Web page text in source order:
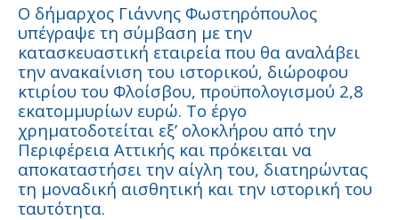
Ο δήμαρχος Γιάννης Φωστηρόπουλος
υπέγραψε τη σύμβαση με την
κατασκευαστική εταιρεία που θα αναλάβει
την ανακαίνιση του ιστορικού, διώροφου
κτιρίου του Φλοίσβου, προϋπολογισμού 2,8
εκατομμυρίων ευρώ. Το έργο
χρηματοδοτείται εξ’ ολοκλήρου από την
Περιφέρεια Αττικής και πρόκειται να
αποκαταστήσει την αίγλη του, διατηρώντας
τη μοναδική αισθητική και την ιστορική του
ταυτότητα.